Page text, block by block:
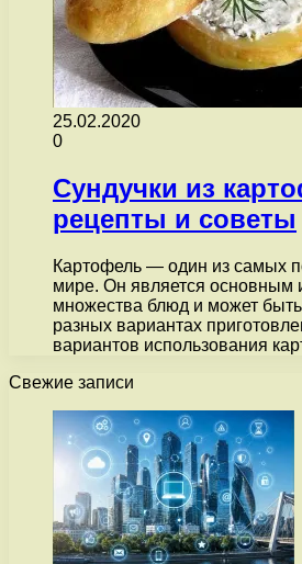
25.02.2020
0
Сундучки из
рецепты и советы
Картофель — один из самых
мире. Он является основным
множества блюд и может
разных вариантах
вариантов использования
Свежие записи